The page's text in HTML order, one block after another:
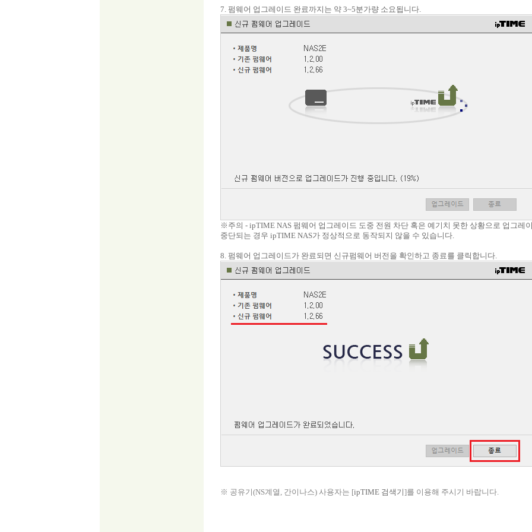
7. 펌웨어 업그레이드 완료까지는 약 3~5분가량 소요됩니다.
※주의 - ipTIME NAS 펌웨어 업그레이드 도중 전원 차단 혹은 예기치 못한 상황으로 업그레
중단되는 경우 ipTIME NAS가 정상적으로 동작되지 않을 수 있습니다.
8. 펌웨어 업그레이드가 완료되면 신규펌웨어 버전을 확인하고 종료를 클릭합니다.
※ 공유기(NS계열, 간이나스) 사용자는 [ipTIME 검색기]를 이용해 주시기 바랍니다.